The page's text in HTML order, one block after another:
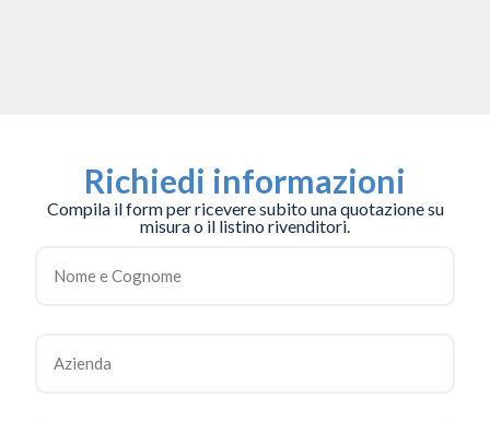
Richiedi informazioni
Compila il form per ricevere subito una quotazione su
misura o il listino rivenditori.